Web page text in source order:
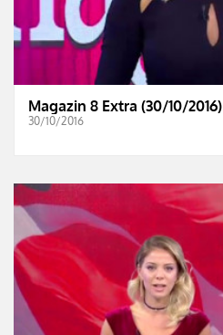
Magazin 8 Extra (30/10/2016)
30/10/2016